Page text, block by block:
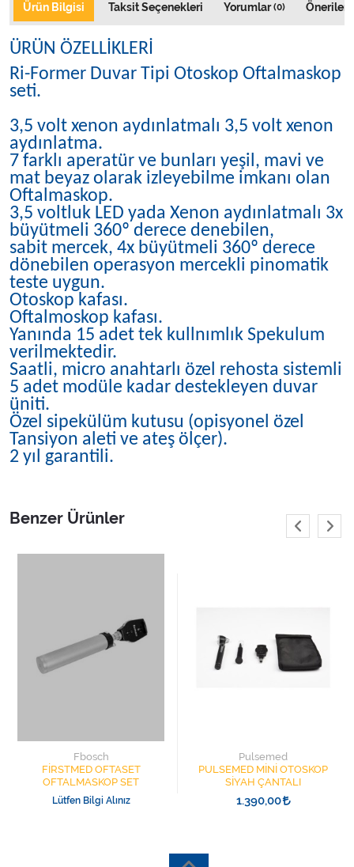
Ürün Bilgisi Taksit Seçenekleri Yorumlar(0)
ÜRÜN ÖZELLİKLERİ
Ri-Former Duvar Tipi Otoskop Oftalmaskop
seti.
3,5 volt xenon aydınlatmalı 3,5 volt xenon
aydınlatma.
7 farklı aperatür ve bunları yeşil, mavi ve
mat beyaz olarak izleyebilme imkanı olan
Oftalmaskop.
3,5 voltluk LED yada Xenon aydınlatmalı 3x
büyütmeli 360º derece denebilen,
sabit mercek, 4x büyütmeli 360º derece
dönebilen operasyon mercekli pinomatik
teste uygun.
Otoskop kafası.
Oftalmoskop kafası.
Yanında 15 adet tek kullnımlık Spekulum
verilmektedir.
Saatli, micro anahtarlı özel rehosta sistemli
5 adet modüle kadar destekleyen duvar
üniti.
Özel sipekülüm kutusu (opisyonel özel
Tansiyon aleti ve ateş ölçer).
2 yıl garantili.
Benzer Ürünler
Fbosch
FİRSTMED OFTASET
OFTALMASKOP SET
Lütfen Bilgi Alınız
Pulsemed
PULSEMED MİNİ OTOSKOP
SİYAH ÇANTALI
1.390,00